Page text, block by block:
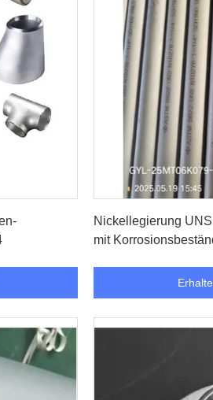
Nickellegierung
mit
Schweißfähigkeit